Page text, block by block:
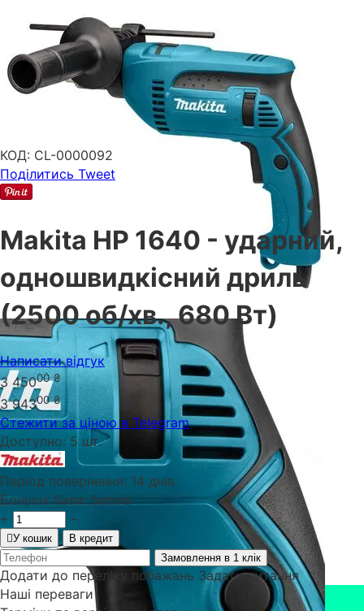
КОД: CL-0000092
Поділитись Tweet
Makita HP 1640 - ударний,
одношвидкісний дриль
(2500 об/хв., 680 Вт)
Написати відгук
3 45000 ₴
3 94300 ₴
Стежити за ціною в Telegram
Доступно: 5 шт.
Період повернення: 14 днів
Бонусні бали: баллів
+
−
У кошик
В кредит
Замовлення в 1 клік
Додати до переліку побажань Задати питання
Наші переваги